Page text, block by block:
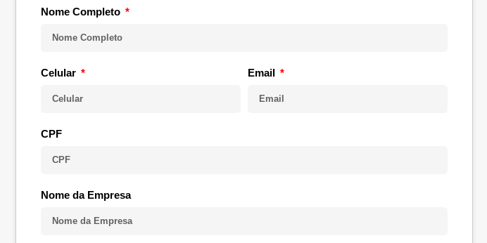
Nome Completo
Celular Email
CPF
Nome da Empresa